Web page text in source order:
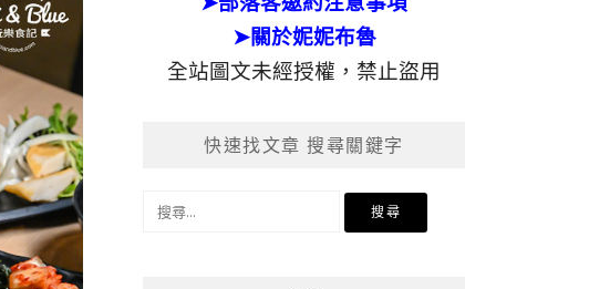
➤關於妮妮布魯
全站圖文未經授權，禁止盜用
快速找文章 搜尋關鍵字